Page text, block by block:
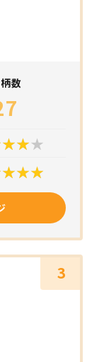
数
3